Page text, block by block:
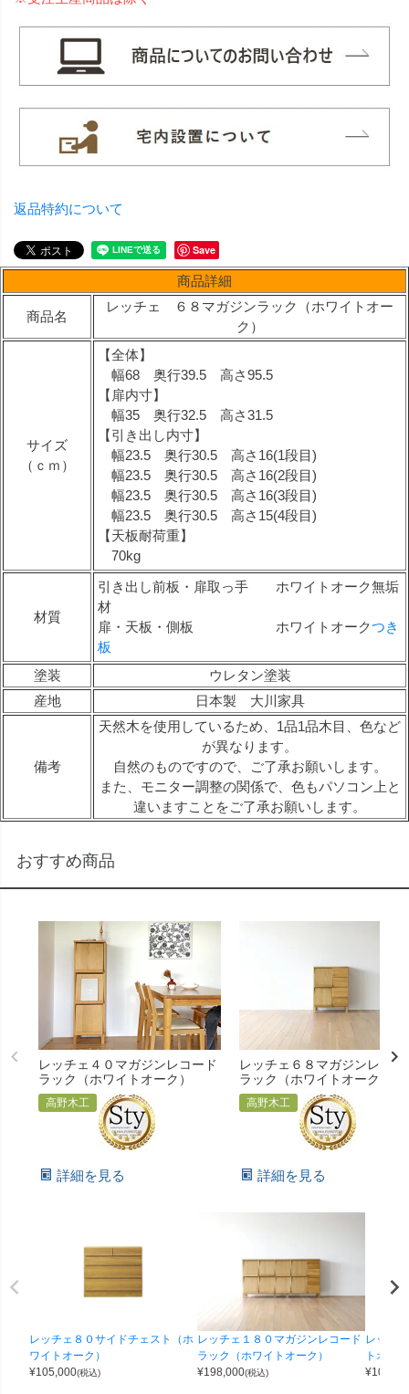
返品特約について
Save
商品詳細
商品名
レッチェ ６８マガジンラック（ホワイトオー
ク）
サイズ
（ｃｍ）
【全体】
幅68 奥行39.5 高さ95.5
【扉内寸】
幅35 奥行32.5 高さ31.5
【引き出し内寸】
幅23.5 奥行30.5 高さ16(1段目)
幅23.5 奥行30.5 高さ16(2段目)
幅23.5 奥行30.5 高さ16(3段目)
幅23.5 奥行30.5 高さ15(4段目)
【天板耐荷重】
70kg
材質
引き出し前板・扉取っ手 ホワイトオーク無垢
材
扉・天板・側板 ホワイトオークつき
板
塗装
ウレタン塗装
産地
日本製 大川家具
備考
天然木を使用しているため、1品1品木目、色など
が異なります。
自然のものですので、ご了承お願いします。
また、モニター調整の関係で、色もパソコン上と
違いますことをご了承お願いします。
おすすめ商品
レッチェ４０マガジンレコード
ラック（ホワイトオーク）
高野木工
詳細を見る
レッチェ６８マガジンレコー
ラック（ホワイトオーク）
高野木工
詳細を見る
レッチェ８０サイドチェスト（ホ
ワイトオーク）
¥105,000(税込)
レッチェ１８０マガジンレコード
ラック（ホワイトオーク）
¥198,000(税込)
レッチ
トオー
¥